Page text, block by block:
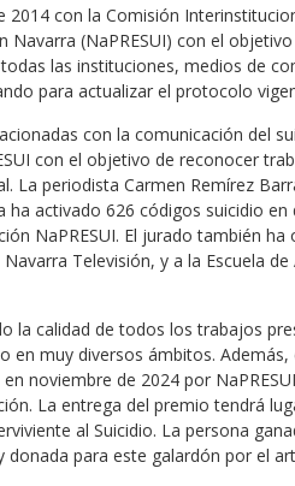
2014 con la Comisión
Navarra (NaPRESUI) con el
las instituciones, medios de
para actualizar el protocolo
con la comunicación del
con el objetivo de reconocer
La periodista Carmen Remírez
activado 626 códigos suicidio
NaPRESUI. El jurado también
Televisión, y a la Escuela
la calidad de todos los trabajos
en muy diversos ámbitos.
noviembre de 2024 por
La entrega del premio tendrá
al Suicidio. La persona
donada para este galardón por el